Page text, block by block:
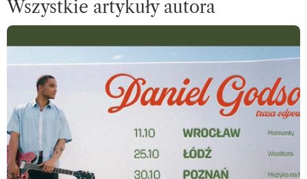
Wszystkie artykuły autora